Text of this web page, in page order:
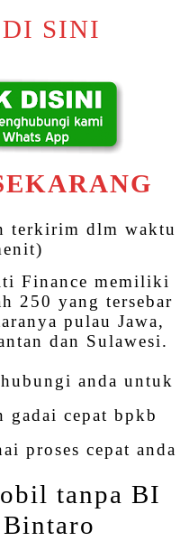
SINI
terkirim dlm waktu
Finance memiliki
250 yang tersebar
pulau Jawa,
dan Sulawesi.
anda untuk
gadai cepat bpkb
proses cepat anda
tanpa BI